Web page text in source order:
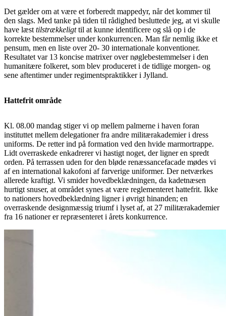
Det gælder om at være et forberedt mappedyr, når det kommer til
den slags. Med tanke på tiden til rådighed besluttede jeg, at vi skulle
have læst tilstrækkeligttil at kunne identificere og slå op i de
korrekte bestemmelser under konkurrencen. Man får nemlig ikke et
pensum, men en liste over 20- 30 internationale konventioner.
Resultatet var 13 koncise matrixer over nøglebestemmelser i den
humanitære folkeret, som blev produceret i de tidlige morgen- og
sene aftentimer under regimentspraktikker i Jylland.
Hattefrit område
Kl. 08.00 mandag stiger vi op mellem palmerne i haven foran
instituttet mellem delegationer fra andre militærakademier i dress
uniforms. De retter ind på formation ved den hvide marmortrappe.
Lidt overraskede enkadrerer vi hastigt noget, der ligner en spredt
orden. På terrassen uden for den bløde renæssancefacade mødes vi
af en international kakofoni af farverige uniformer. Der netværkes
allerede kraftigt. Vi smider hovedbeklædningen, da kadetnæsen
hurtigt snuser, at området synes at være reglementeret hattefrit. Ikke
to nationers hovedbeklædning ligner i øvrigt hinanden; en
overraskende designmæssig triumf i lyset af, at 27 militærakademier
fra 16 nationer er repræsenteret i årets konkurrence.